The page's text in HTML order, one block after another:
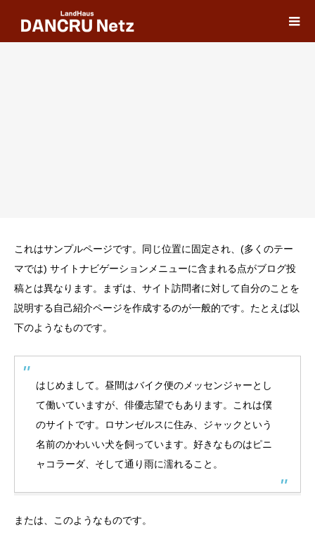
これはサンプルページです。同じ位置に固定され、(多くのテー
マでは) サイトナビゲーションメニューに含まれる点がブログ投
稿とは異なります。まずは、サイト訪問者に対して自分のことを
説明する自己紹介ページを作成するのが一般的です。たとえば以
下のようなものです。
はじめまして。昼間はバイク便のメッセンジャーとし
て働いていますが、俳優志望でもあります。これは僕
のサイトです。ロサンゼルスに住み、ジャックという
名前のかわいい犬を飼っています。好きなものはピニ
ャコラーダ、そして通り雨に濡れること。
または、このようなものです。